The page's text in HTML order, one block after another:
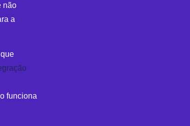
não
a
que
funciona